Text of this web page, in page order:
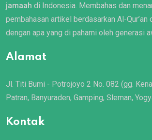
jamaah di Indonesia. Membahas dan
pembahasan artikel berdasarkan Al-Qur’an
dengan apa yang di pahami oleh generasi
Alamat
Jl. Titi Bumi - Potrojoyo 2 No. 082 (gg.
Patran, Banyuraden, Gamping, Sleman,
Kontak